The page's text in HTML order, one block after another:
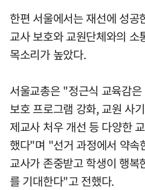
한편 서울에서는 재선에 성공
교사 보호와 교원단체와의
목소리가 높았다.
서울교총은 "정근식 교육감
보호 프로그램 강화, 교원 사
제교사 처우 개선 등 다양한
했다"며 "선거 과정에서 약속
교사가 존중받고 학생이 행복
를 기대한다"고 전했다.